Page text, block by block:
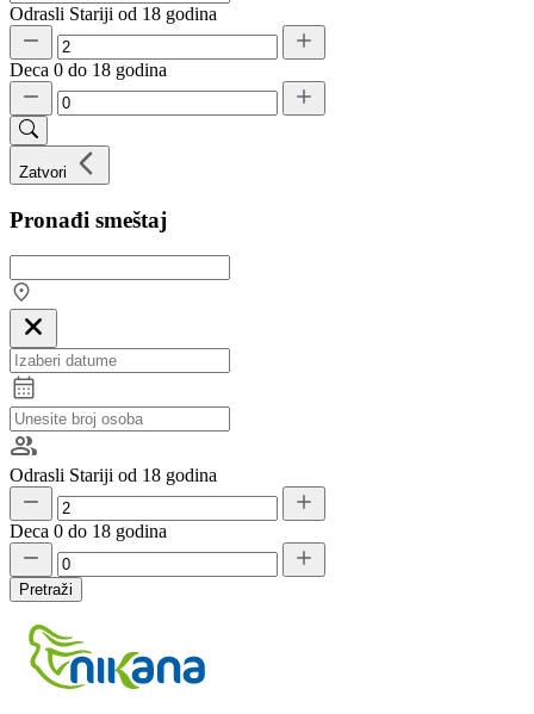
Odrasli Stariji od 18 godina
Deca 0 do 18 godina
Zatvori
Pronađi smeštaj
Odrasli Stariji od 18 godina
Deca 0 do 18 godina
Pretraži